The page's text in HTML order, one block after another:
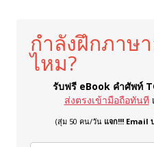
กำลังฝึกภาษ
ไหม?
รับฟรี eBook คำศัพท์
ส่งตรงเข้ามือถือทันที
(สุ่ม 50 คน/วัน แจก!!! Email